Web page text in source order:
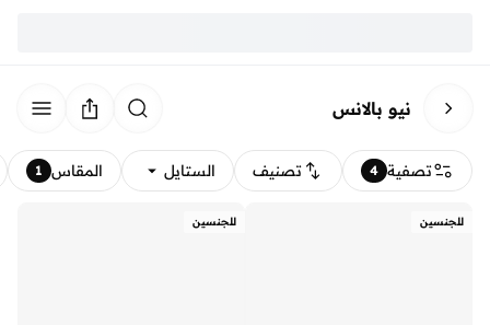
نيو بالانس
تصفية 4 تصنيف الستايل المقاس 1
للجنسين للجنسين